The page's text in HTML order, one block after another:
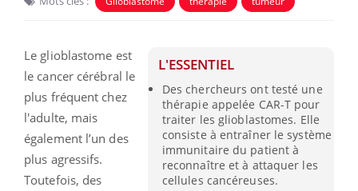
L'ESSENTIEL
Des chercheurs ont testé une
thérapie appelée CAR-T pour
traiter les glioblastomes. Elle
consiste à entraîner le système
immunitaire du patient à
reconnaître et à attaquer les
cellules cancéreuses.
Le glioblastome est
le cancer cérébral le
plus fréquent chez
l'adulte, mais
également l’un des
plus agressifs.
Toutefois, des